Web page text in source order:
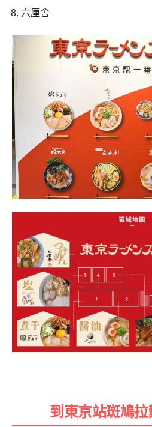
六厘舎
到東京站斑鳩拉